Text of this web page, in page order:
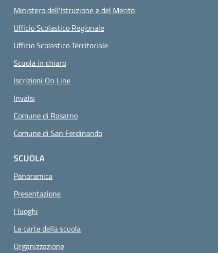
Ministero dell'Istruzione e del Merito
Ufficio Scolastico Regionale
Ufficio Scolastico Territoriale
Scuola in chiaro
Iscrizioni On Line
Invalsi
Comune di Rosarno
Comune di San Ferdinando
SCUOLA
Panoramica
Presentazione
I luoghi
Le carte della scuola
Organizzazione